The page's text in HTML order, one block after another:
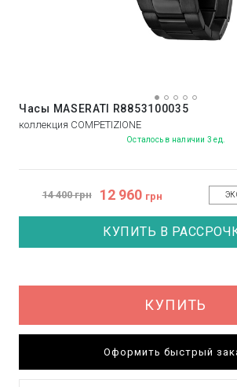
Часы MASERATI R8853100035
коллекция COMPETIZIONE
Осталось в наличии 3 ед.
14 400 грн 12 960 грн
КУПИТЬ В
КУПИТЬ
Оформить быстрый